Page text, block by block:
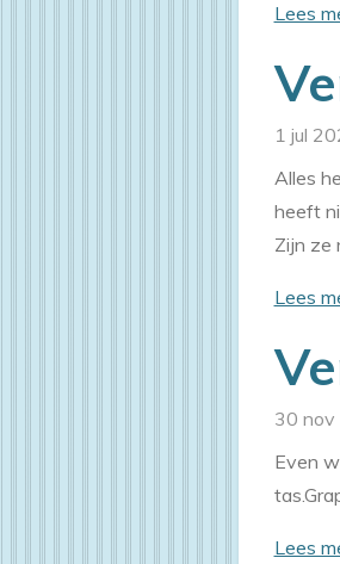
Lees
1 jul
Alles
heeft
Zijn ze
Lees
30
Even
Lees